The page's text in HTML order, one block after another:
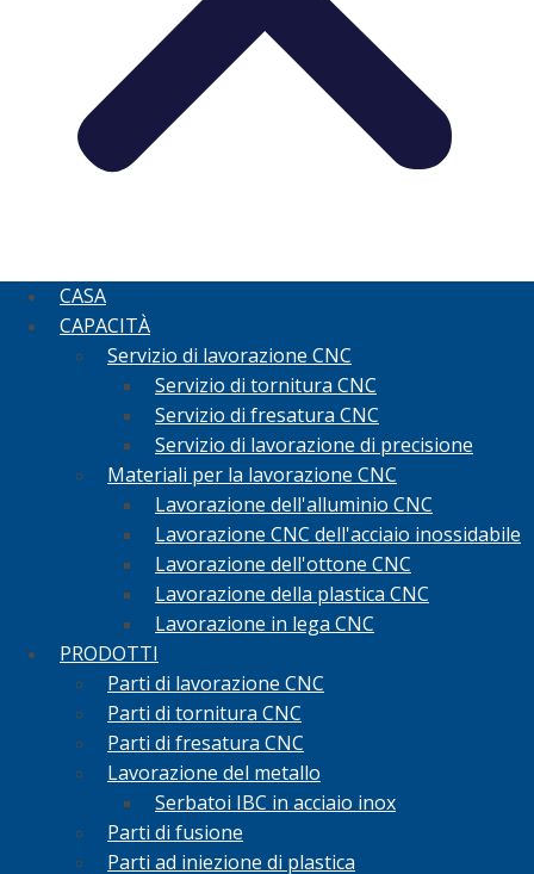
CASA
CAPACITÀ
Servizio di lavorazione CNC
Servizio di tornitura CNC
Servizio di fresatura CNC
Servizio di lavorazione di precisione
Materiali per la lavorazione CNC
Lavorazione dell'alluminio CNC
Lavorazione CNC dell'acciaio inossidabile
Lavorazione dell'ottone CNC
Lavorazione della plastica CNC
Lavorazione in lega CNC
PRODOTTI
Parti di lavorazione CNC
Parti di tornitura CNC
Parti di fresatura CNC
Lavorazione del metallo
Serbatoi IBC in acciaio inox
Parti di fusione
Parti ad iniezione di plastica